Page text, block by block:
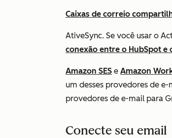
Caixas de correio
AtiveSync. Se você usar o
conexão entre o HubSpot e
Amazon SES e Amazon
um desses provedores de
provedores de e-mail para
Conecte seu email